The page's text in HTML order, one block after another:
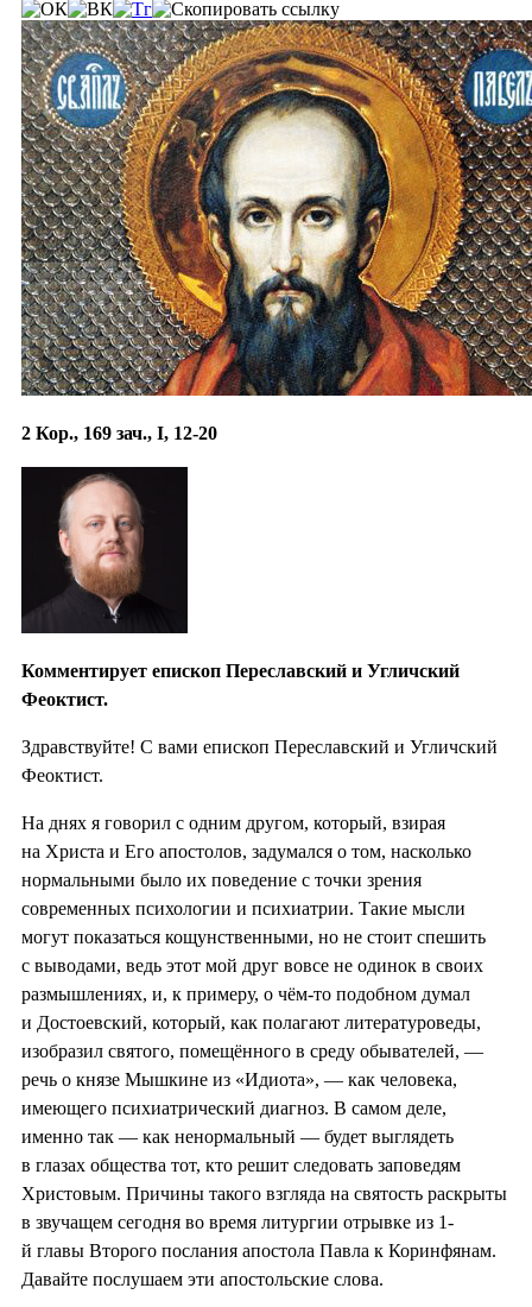
2 Кор., 169 зач., I, 12-20
Комментирует епископ Переславский и Угличский
Феоктист.
Здравствуйте! С вами епископ Переславский и Угличский
Феоктист.
На днях я говорил с одним другом, который, взирая
на Христа и Его апостолов, задумался о том, насколько
нормальными было их поведение с точки зрения
современных психологии и психиатрии. Такие мысли
могут показаться кощунственными, но не стоит спешить
с выводами, ведь этот мой друг вовсе не одинок в своих
размышлениях, и, к примеру, о чём-то подобном думал
и Достоевский, который, как полагают литературоведы,
изобразил святого, помещённого в среду обывателей, —
речь о князе Мышкине из «Идиота», — как человека,
имеющего психиатрический диагноз. В самом деле,
именно так — как ненормальный — будет выглядеть
в глазах общества тот, кто решит следовать заповедям
Христовым. Причины такого взгляда на святость раскрыты
в звучащем сегодня во время литургии отрывке из 1-
й главы Второго послания апостола Павла к Коринфянам.
Давайте послушаем эти апостольские слова.